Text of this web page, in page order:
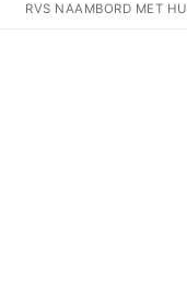
RVS NAAMBORD MET